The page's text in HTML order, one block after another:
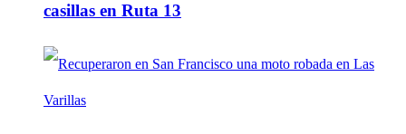
casillas en Ruta 13